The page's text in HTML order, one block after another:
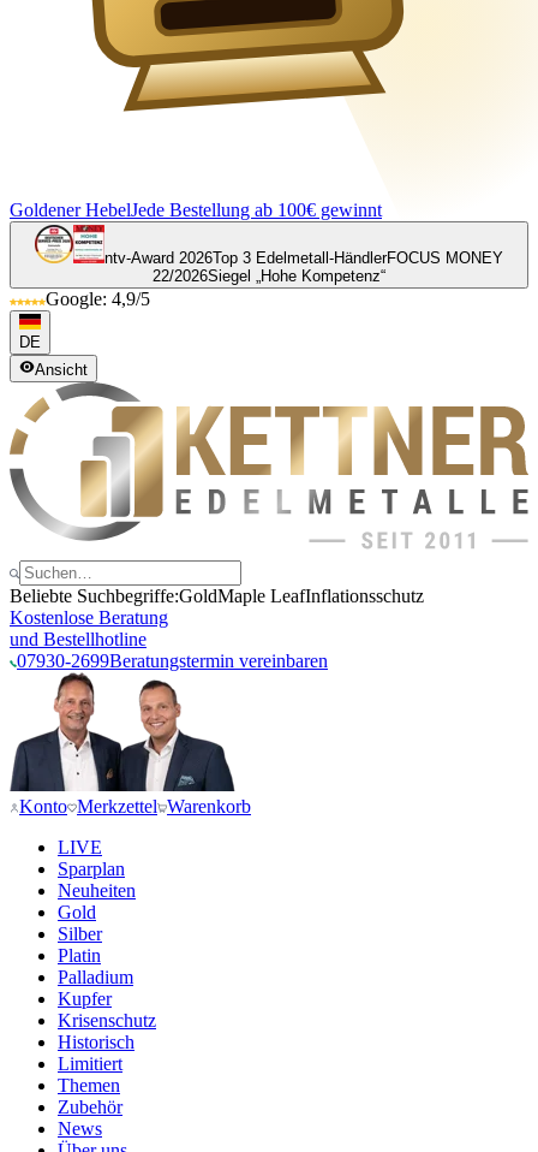
Goldener HebelJede Bestellung ab 100€ gewinnt
ntv-Award 2026Top 3 Edelmetall-HändlerFOCUS MONEY
22/2026Siegel „Hohe Kompetenz“
Google: 4,9/5
DE
Ansicht
Beliebte Suchbegriffe:GoldMaple LeafInflationsschutz
Kostenlose Beratung
und Bestellhotline
07930-2699Beratungstermin vereinbaren
Konto Merkzettel Warenkorb
LIVE
Sparplan
Neuheiten
Gold
Silber
Platin
Palladium
Kupfer
Krisenschutz
Historisch
Limitiert
Themen
Zubehör
News